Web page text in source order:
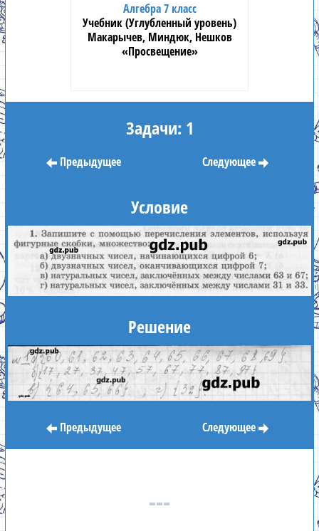
Алгебра 7 класс
Учебник (Углубленный уровень)
Макарычев, Миндюк, Нешков
«Просвещение»
Задачи: 1
Предыдущее Следующее
Условие
Решение
Предыдущее Следующее